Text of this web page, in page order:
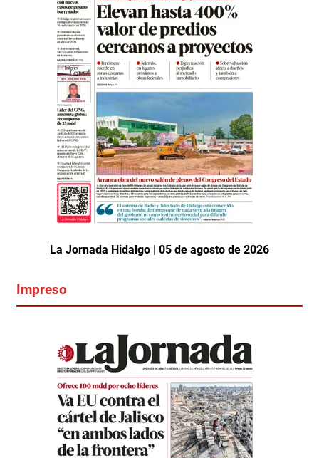
La Jornada Hidalgo | 05 de agosto de 2026
Impreso